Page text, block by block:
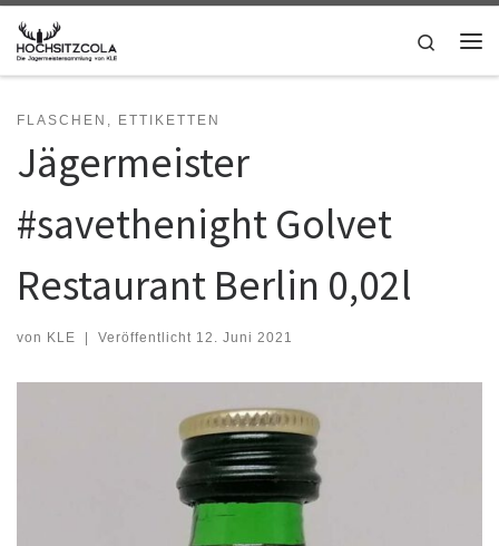
Zum Inhalt springen
Search
FLASCHEN, ETTIKETTEN
Jägermeister
#savethenight Golvet
Restaurant Berlin 0,02l
von KLE Veröffentlicht 12. Juni 2021